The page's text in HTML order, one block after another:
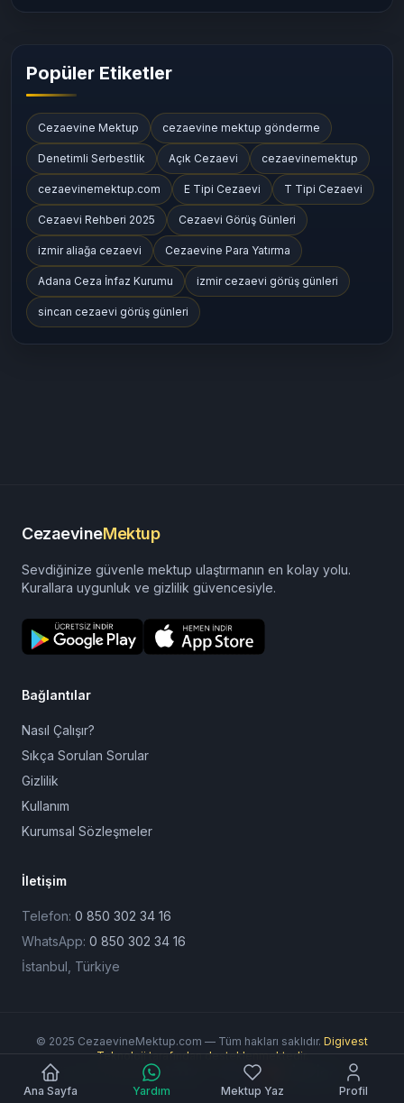
Ana Sayfa Yardım Mektup Yaz Profil
Popüler Etiketler
Cezaevine Mektup cezaevine mektup gönderme
Denetimli Serbestlik Açık Cezaevi cezaevinemektup
cezaevinemektup.com E Tipi Cezaevi T Tipi Cezaevi
Cezaevi Rehberi 2025 Cezaevi Görüş Günleri
izmir aliağa cezaevi Cezaevine Para Yatırma
Adana Ceza İnfaz Kurumu izmir cezaevi görüş günleri
sincan cezaevi görüş günleri
CezaevineMektup
Sevdiğinize güvenle mektup ulaştırmanın en kolay yolu.
Kurallara uygunluk ve gizlilik güvencesiyle.
Bağlantılar
Nasıl Çalışır?
Sıkça Sorulan Sorular
Gizlilik
Kullanım
Kurumsal Sözleşmeler
İletişim
Telefon: 0 850 302 34 16
WhatsApp: 0 850 302 34 16
İstanbul, Türkiye
© 2025 CezaevineMektup.com — Tüm hakları saklıdır. Digivest
Teknoloji tarafından desteklenmektedir.
Ödeme Yöntemleri: